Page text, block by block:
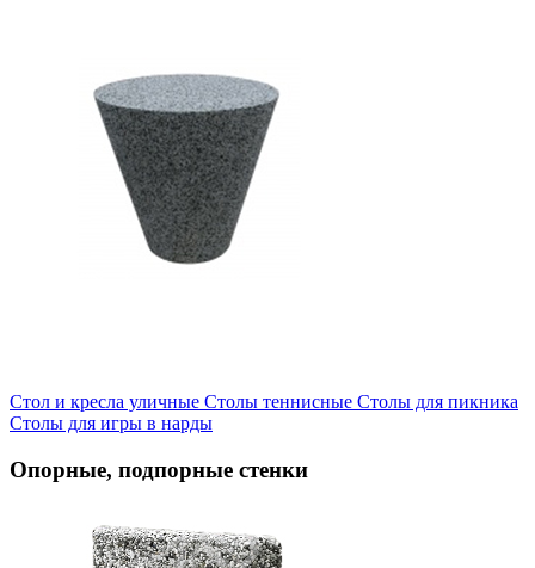
Стол и кресла уличные Cтолы теннисные Столы для пикника
Столы для игры в нарды
Опорные, подпорные стенки